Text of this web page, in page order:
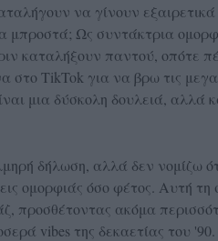
να γίνουν
μπροστά; Ως συντάκτρια
καταλήξουν παντού, οπότε
στο TikTok για να βρω τις
μια δύσκολη δουλειά, αλλά
δήλωση, αλλά δεν νομίζω
ομορφιάς όσο φέτος. Αυτή
προσθέτοντας ακόμα
vibes της δεκαετίας του